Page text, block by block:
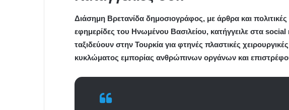
Διάσημη Βρετανίδα δημοσιογράφος, με άρθρα και πολιτικές
εφημερίδες του Ηνωμένου Βασιλείου, κατήγγειλε στα social
ταξιδεύουν στην Τουρκία για φτηνές πλαστικές
κυκλώματος εμπορίας ανθρώπινων οργάνων και